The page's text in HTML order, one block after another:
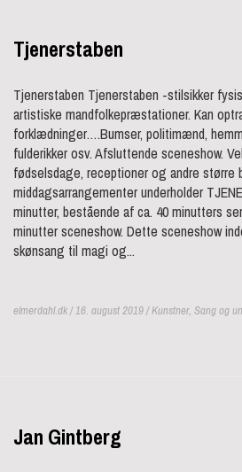
Tjenerstaben
Tjenerstaben Tjenerstaben -stilsikker
artistiske mandfolkepræstationer. Kan
forklædninger….Bumser, politimænd,
fulderikker osv. Afsluttende sceneshow.
fødselsdage, receptioner og andre større
middagsarrangementer underholder
minutter, bestående af ca. 40 minutters
minutter sceneshow. Dette sceneshow
skønsang til magi og...
elmerdahl.dk / 16. august 2019 /Kunstner, Sang og
Jan Gintberg